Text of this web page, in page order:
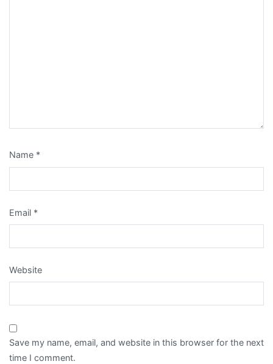
Name *
Email *
Website
Save my name, email, and website in this browser for the next
time I comment.